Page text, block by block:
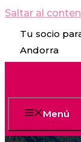
Saltar al
Tu socio
Andorra
Menú